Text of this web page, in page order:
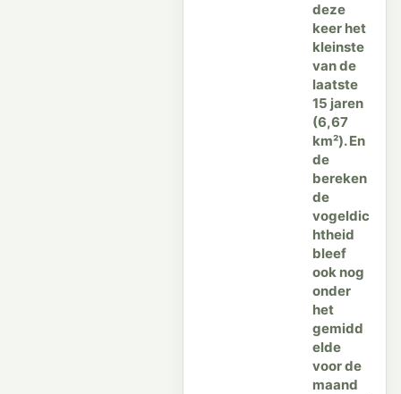
deze
keer het
kleinste
van de
laatste
15 jaren
(6,67
km²). En
de
bereken
de
vogeldic
htheid
bleef
ook nog
onder
het
gemidd
elde
voor de
maand